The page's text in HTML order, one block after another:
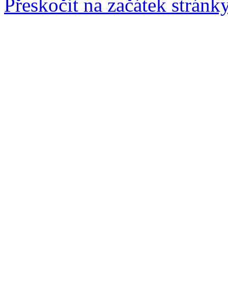
Přeskočit na začátek